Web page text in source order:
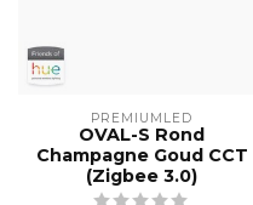
PREMIUMLED
OVAL-S Rond
Champagne Goud CCT
(Zigbee 3.0)